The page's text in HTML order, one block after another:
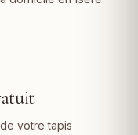
votre tapis